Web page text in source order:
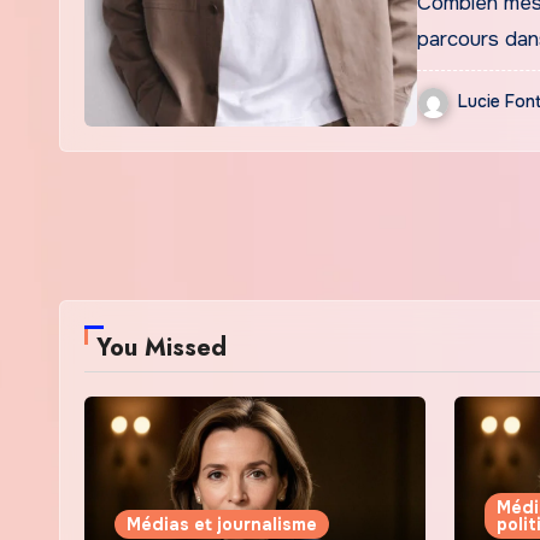
parcours
Lucie
You Missed
Médias et journalisme